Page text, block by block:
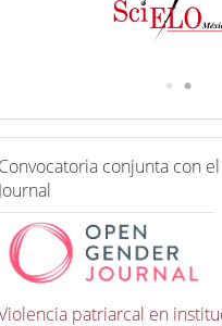
C
o
Convocatoria conjunta con
Journal
patriarcal en